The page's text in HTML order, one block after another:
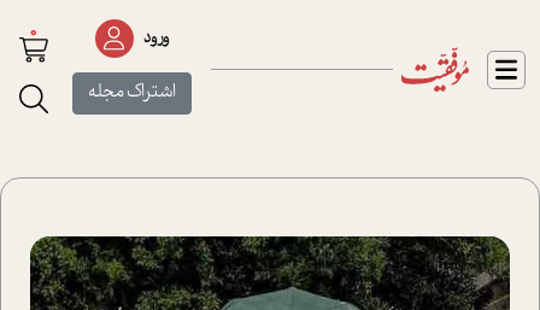
ورود
اشتراک مجله
0